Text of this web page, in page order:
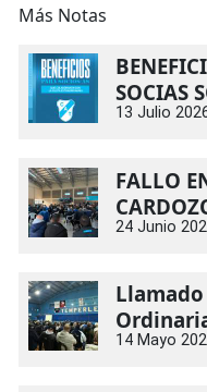
Más Notas
SOCIAS
13 Julio
FALLO
24 Junio
14 Mayo